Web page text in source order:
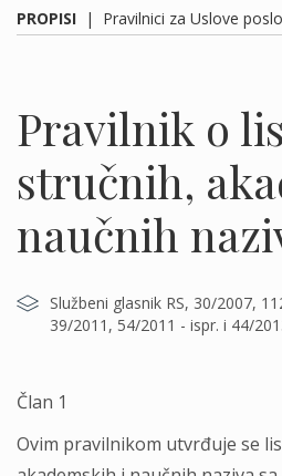
PROPISI | Pravilnici za Uslove
Pravilnik o
stručnih,
naučnih
Službeni glasnik RS, 30/2007,
39/2011, 54/2011 - ispr. i 44/
Član 1
Ovim pravilnikom utvrđuje se